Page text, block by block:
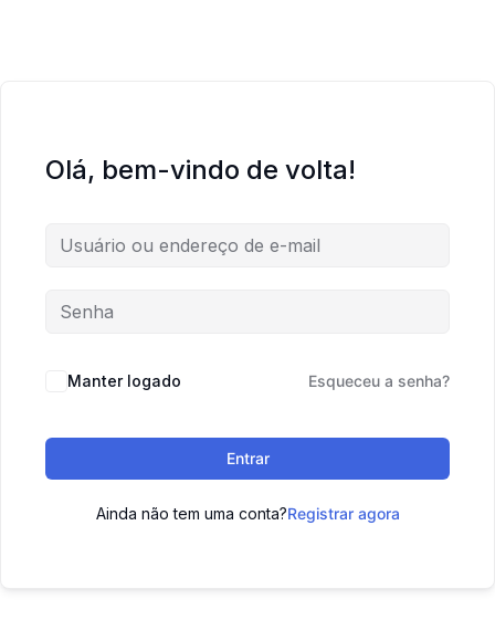
Olá, bem-vindo de volta!
Manter logado Esqueceu a senha?
Entrar
Ainda não tem uma conta?Registrar agora